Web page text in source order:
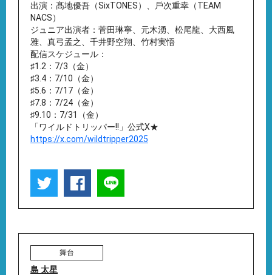
出演：髙地優吾（SixTONES）、⼾次重幸（TEAM
NACS）
ジュニア出演者：菅⽥琳寧、元⽊湧、松尾⿓、⼤⻄⾵
雅、真⼸孟之、千井野空翔、⽵村実悟
配信スケジュール：
♯1.2：7/3（金）
♯3.4：7/10（金）
♯5.6：7/17（金）
♯7.8：7/24（金）
♯9.10：7/31（金）
「ワイルドトリッパー!!」公式X★
https://x.com/wildtripper2025
舞台
島 太星